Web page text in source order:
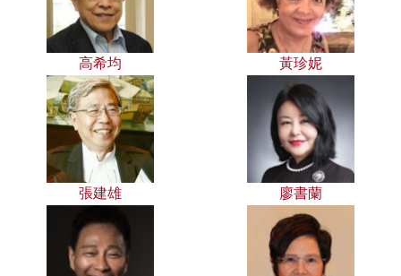
高希均 黃珍妮
張建雄 廖書蘭